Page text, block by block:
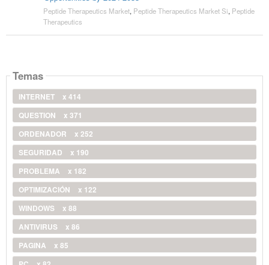
Peptide Therapeutics Market, Peptide Therapeutics Market Si, Peptide
Therapeutics
Temas
INTERNET
x 414
QUESTION
x 371
ORDENADOR
x 252
SEGURIDAD
x 190
PROBLEMA
x 182
OPTIMIZACIÓN
x 122
WINDOWS
x 88
ANTIVIRUS
x 86
PAGINA
x 85